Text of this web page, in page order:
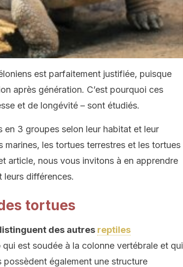
est parfaitement justifiée, puisque
après génération. C’est pourquoi ces
et de longévité – sont étudiés.
3 groupes selon leur habitat et leur
les tortues terrestres et les tortues
article, nous vous invitons à en apprendre
leurs différences.
tortues
des autres reptiles
qui est soudée à la colonne vertébrale et qui
également une structure